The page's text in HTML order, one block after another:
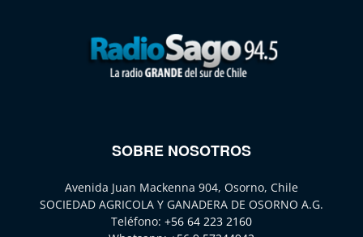
SOBRE NOSOTROS
Avenida Juan Mackenna 904, Osorno, Chile
SOCIEDAD AGRICOLA Y GANADERA DE OSORNO A.G.
Teléfono: +56 64 223 2160